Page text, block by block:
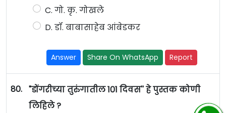
C. गो. कृ. गोखले
D. डॉ. बाबासाहेब आंबेडकर
Answer Share On WhatsApp Report
80. "डोंगरीच्या तुरुंगातील 101 दिवस'' हे पुस्तक कोणी
लिहिले ?